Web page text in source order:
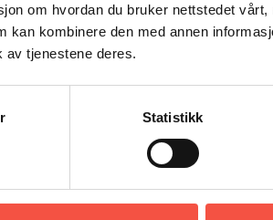
om hvordan du bruker nettstedet
kan kombinere den med annen
av tjenestene deres.
Statistikk
Terningen
Kristiansund
R, Tromsø